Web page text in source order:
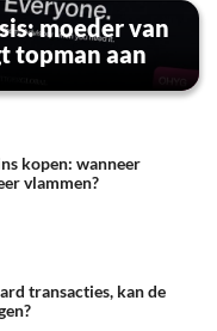
moeder van
topman aan
kopen: wanneer
vlammen?
transacties, kan de